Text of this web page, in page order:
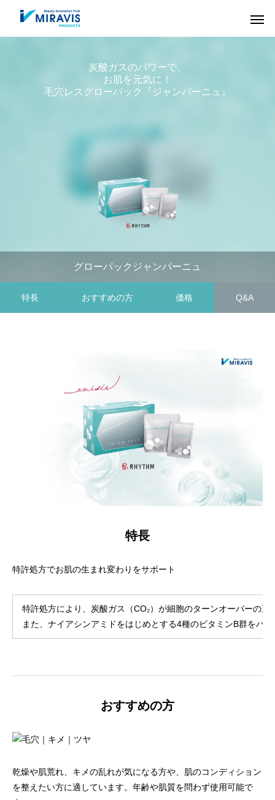
HAIR CARE
ヘアケア剤
COLOR
ヘアカラー剤
炭酸ガスのパワーで、
お肌を元気に！
毛穴レスグローパック『ジャンパーニュ』
グローパックジャンパーニュ
特長 おすすめの方 価格 Q&A
特長
特許処方でお肌の生まれ変わりをサポート
特許処方により、炭酸ガス（CO₂）が細胞のターンオーバーの正
また、ナイアシンアミドをはじめとする4種のビタミンB群をバ
おすすめの方
乾燥や肌荒れ、キメの乱れが気になる方や、肌のコンディション
を整えたい方に適しています。年齢や肌質を問わず使用可能で